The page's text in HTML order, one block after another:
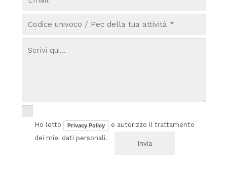
Ho letto Privacy Policy
e autorizzo il trattamento
dei miei dati personali.